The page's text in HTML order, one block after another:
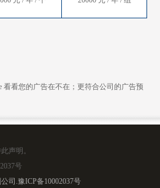
看看您的广告在不在；更符合公司的广告预
声明。
号
公司.豫ICP备10002037号